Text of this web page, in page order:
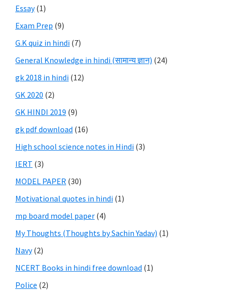
Essay(1)
Exam Prep (9)
G.K quiz in hindi (7)
General Knowledge in hindi (सामान्य ज्ञान) (24)
gk 2018 in hindi (12)
GK 2020 (2)
GK HINDI 2019 (9)
gk pdf download (16)
High school science notes in Hindi (3)
IERT (3)
MODEL PAPER (30)
Motivational quotes in hindi (1)
mp board model paper (4)
My Thoughts (Thoughts by Sachin Yadav) (1)
Navy(2)
NCERT Books in hindi free download (1)
Police (2)